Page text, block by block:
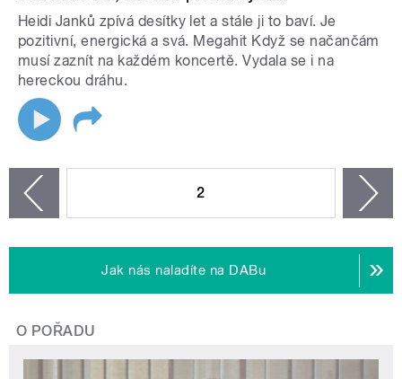
Heidi Janků zpívá desítky let a stále ji to baví. Je
pozitivní, energická a svá. Megahit Když se načančám
musí zaznít na každém koncertě. Vydala se i na
hereckou dráhu.
2
Jak nás naladíte na DABu
O POŘADU